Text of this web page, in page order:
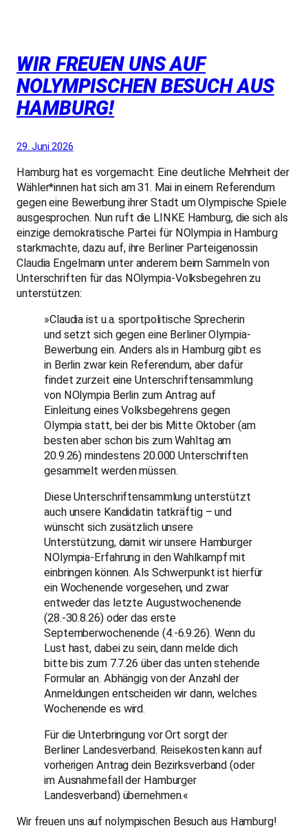
WIR FREUEN UNS AUF
NOLYMPISCHEN BESUCH AUS
HAMBURG!
29. Juni 2026
Hamburg hat es vorgemacht: Eine deutliche Mehrheit der
Wähler*innen hat sich am 31. Mai in einem Referendum
gegen eine Bewerbung ihrer Stadt um Olympische Spiele
ausgesprochen. Nun ruft die LINKE Hamburg, die sich als
einzige demokratische Partei für NOlympia in Hamburg
starkmachte, dazu auf, ihre Berliner Parteigenossin
Claudia Engelmann unter anderem beim Sammeln von
Unterschriften für das NOlympia-Volksbegehren zu
unterstützen:
»Claudia ist u.a. sportpolitische Sprecherin
und setzt sich gegen eine Berliner Olympia-
Bewerbung ein. Anders als in Hamburg gibt es
in Berlin zwar kein Referendum, aber dafür
findet zurzeit eine Unterschriftensammlung
von NOlympia Berlin zum Antrag auf
Einleitung eines Volksbegehrens gegen
Olympia statt, bei der bis Mitte Oktober (am
besten aber schon bis zum Wahltag am
20.9.26) mindestens 20.000 Unterschriften
gesammelt werden müssen.
Diese Unterschriftensammlung unterstützt
auch unsere Kandidatin tatkräftig – und
wünscht sich zusätzlich unsere
Unterstützung, damit wir unsere Hamburger
NOlympia-Erfahrung in den Wahlkampf mit
einbringen können. Als Schwerpunkt ist hierfür
ein Wochenende vorgesehen, und zwar
entweder das letzte Augustwochenende
(28.-30.8.26) oder das erste
Septemberwochenende (4.-6.9.26). Wenn du
Lust hast, dabei zu sein, dann melde dich
bitte bis zum 7.7.26 über das unten stehende
Formular an. Abhängig von der Anzahl der
Anmeldungen entscheiden wir dann, welches
Wochenende es wird.
Für die Unterbringung vor Ort sorgt der
Berliner Landesverband. Reisekosten kann auf
vorherigen Antrag dein Bezirksverband (oder
im Ausnahmefall der Hamburger
Landesverband) übernehmen.«
Wir freuen uns auf nolympischen Besuch aus Hamburg!